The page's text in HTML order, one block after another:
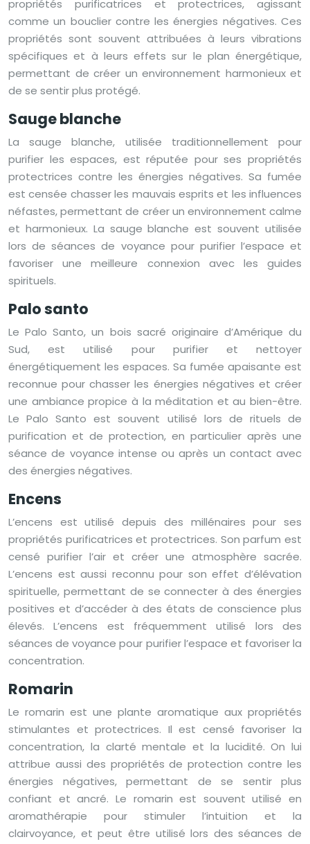
propriétés purificatrices et protectrices, agissant
comme un bouclier contre les énergies négatives. Ces
propriétés sont souvent attribuées à leurs vibrations
spécifiques et à leurs effets sur le plan énergétique,
permettant de créer un environnement harmonieux et
de se sentir plus protégé.
Sauge blanche
La sauge blanche, utilisée traditionnellement pour
purifier les espaces, est réputée pour ses propriétés
protectrices contre les énergies négatives. Sa fumée
est censée chasser les mauvais esprits et les influences
néfastes, permettant de créer un environnement calme
et harmonieux. La sauge blanche est souvent utilisée
lors de séances de voyance pour purifier l’espace et
favoriser une meilleure connexion avec les guides
spirituels.
Palo santo
Le Palo Santo, un bois sacré originaire d’Amérique du
Sud, est utilisé pour purifier et nettoyer
énergétiquement les espaces. Sa fumée apaisante est
reconnue pour chasser les énergies négatives et créer
une ambiance propice à la méditation et au bien-être.
Le Palo Santo est souvent utilisé lors de rituels de
purification et de protection, en particulier après une
séance de voyance intense ou après un contact avec
des énergies négatives.
Encens
L’encens est utilisé depuis des millénaires pour ses
propriétés purificatrices et protectrices. Son parfum est
censé purifier l’air et créer une atmosphère sacrée.
L’encens est aussi reconnu pour son effet d’élévation
spirituelle, permettant de se connecter à des énergies
positives et d’accéder à des états de conscience plus
élevés. L’encens est fréquemment utilisé lors des
séances de voyance pour purifier l’espace et favoriser la
concentration.
Romarin
Le romarin est une plante aromatique aux propriétés
stimulantes et protectrices. Il est censé favoriser la
concentration, la clarté mentale et la lucidité. On lui
attribue aussi des propriétés de protection contre les
énergies négatives, permettant de se sentir plus
confiant et ancré. Le romarin est souvent utilisé en
aromathérapie pour stimuler l’intuition et la
clairvoyance, et peut être utilisé lors des séances de